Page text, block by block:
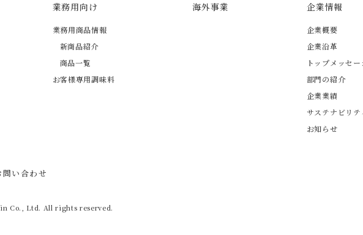
業務用向け
業務用商品情報
新商品紹介
商品一覧
お客様専用調味料
海外事業 企業情報
企業概要
企業沿革
トップメッセー
部門の紹介
企業業績
サステナビリテ
お知らせ
問い合わせ
Co., Ltd. All rights reserved.